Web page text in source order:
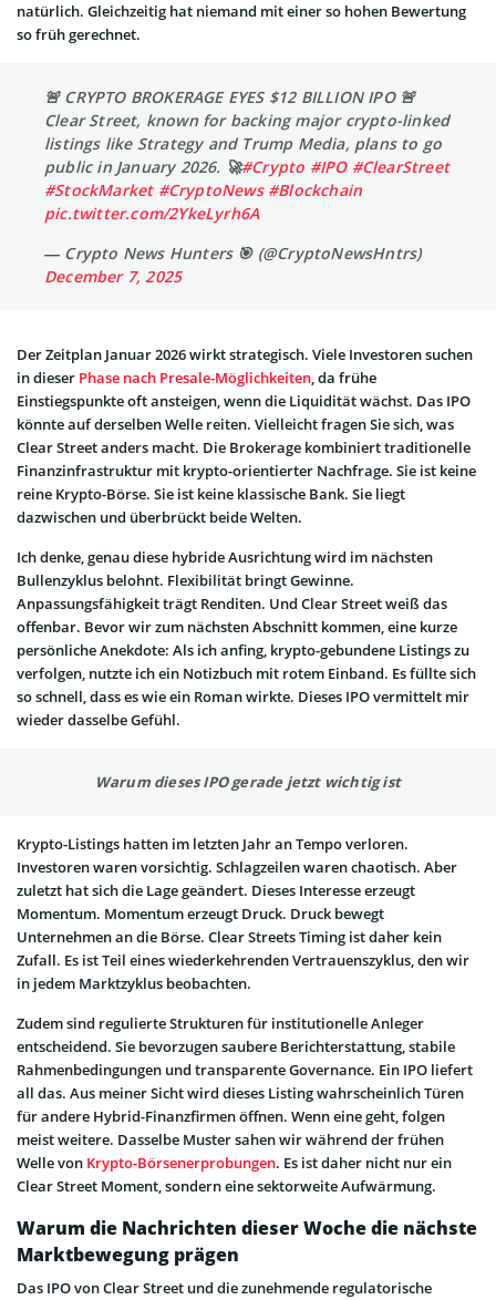
natürlich. Gleichzeitig hat niemand mit einer so hohen Bewertung
so früh gerechnet.
🚨 CRYPTO BROKERAGE EYES $12 BILLION IPO 🚨
Clear Street, known for backing major crypto-linked
listings like Strategy and Trump Media, plans to go
public in January 2026. 🚀#Crypto #IPO #ClearStreet
#StockMarket #CryptoNews #Blockchain
pic.twitter.com/2YkeLyrh6A
— Crypto News Hunters 🎯 (@CryptoNewsHntrs)
December 7, 2025
Der Zeitplan Januar 2026 wirkt strategisch. Viele Investoren suchen
in dieser Phase nach Presale-Möglichkeiten, da frühe
Einstiegspunkte oft ansteigen, wenn die Liquidität wächst. Das IPO
könnte auf derselben Welle reiten. Vielleicht fragen Sie sich, was
Clear Street anders macht. Die Brokerage kombiniert traditionelle
Finanzinfrastruktur mit krypto-orientierter Nachfrage. Sie ist keine
reine Krypto-Börse. Sie ist keine klassische Bank. Sie liegt
dazwischen und überbrückt beide Welten.
Ich denke, genau diese hybride Ausrichtung wird im nächsten
Bullenzyklus belohnt. Flexibilität bringt Gewinne.
Anpassungsfähigkeit trägt Renditen. Und Clear Street weiß das
offenbar. Bevor wir zum nächsten Abschnitt kommen, eine kurze
persönliche Anekdote: Als ich anfing, krypto-gebundene Listings zu
verfolgen, nutzte ich ein Notizbuch mit rotem Einband. Es füllte sich
so schnell, dass es wie ein Roman wirkte. Dieses IPO vermittelt mir
wieder dasselbe Gefühl.
Warum dieses IPO gerade jetzt wichtig ist
Krypto-Listings hatten im letzten Jahr an Tempo verloren.
Investoren waren vorsichtig. Schlagzeilen waren chaotisch. Aber
zuletzt hat sich die Lage geändert. Dieses Interesse erzeugt
Momentum. Momentum erzeugt Druck. Druck bewegt
Unternehmen an die Börse. Clear Streets Timing ist daher kein
Zufall. Es ist Teil eines wiederkehrenden Vertrauenszyklus, den wir
in jedem Marktzyklus beobachten.
Zudem sind regulierte Strukturen für institutionelle Anleger
entscheidend. Sie bevorzugen saubere Berichterstattung, stabile
Rahmenbedingungen und transparente Governance. Ein IPO liefert
all das. Aus meiner Sicht wird dieses Listing wahrscheinlich Türen
für andere Hybrid-Finanzfirmen öffnen. Wenn eine geht, folgen
meist weitere. Dasselbe Muster sahen wir während der frühen
Welle von Krypto-Börsenerprobungen. Es ist daher nicht nur ein
Clear Street Moment, sondern eine sektorweite Aufwärmung.
Warum die Nachrichten dieser Woche die nächste
Marktbewegung prägen
Das IPO von Clear Street und die zunehmende regulatorische